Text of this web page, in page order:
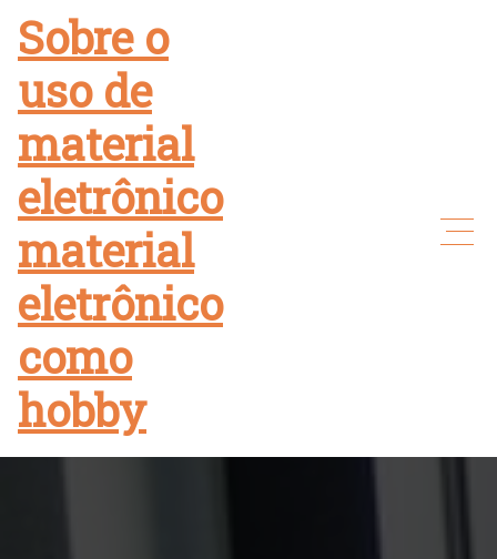
content
Sobre o
uso de
material
eletrônico
material
eletrônico
como
hobby